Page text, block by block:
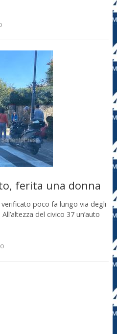
ferita una donna
verificato poco fa lungo via degli
del civico 37 un’auto